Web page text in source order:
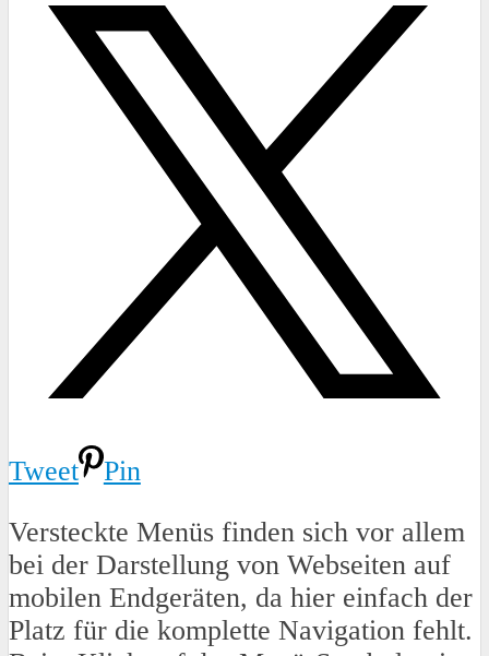
Tweet
Pin
Versteckte Menüs finden sich vor allem
bei der Darstellung von Webseiten auf
mobilen Endgeräten, da hier einfach der
Platz für die komplette Navigation fehlt.